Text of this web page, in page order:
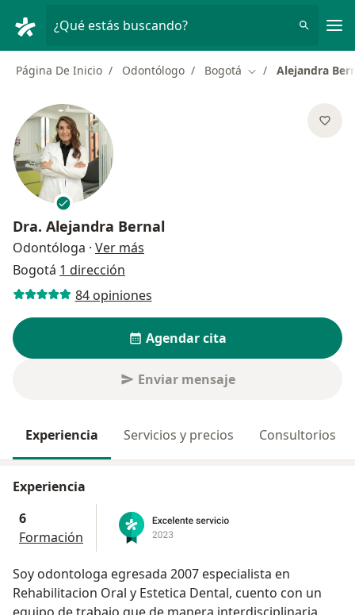
¿Qué estás buscando?
Página De Inicio Odontólogo Bogotá Cambiar de ciudad
Alejandra
Dra. Alejandra Bernal
Odontóloga · Ver más
Bogotá 1 dirección
84 opiniones
Agendar cita
Enviar mensaje
Experiencia Servicios y precios Consultorios
Experiencia
6
Formación
Soy odontologa egresada 2007 especialista en
Rehabilitacion Oral y Estetica Dental, cuento con un